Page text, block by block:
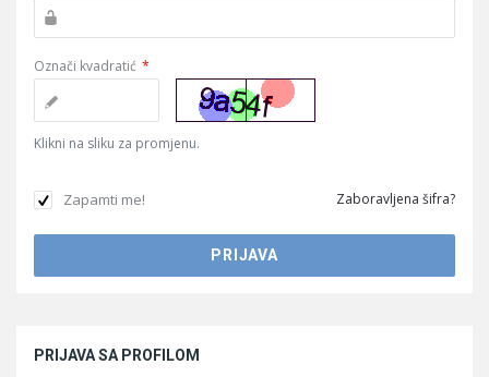
Označi kvadratić *
Klikni na sliku za promjenu.
Zapamti me! Zaboravljena šifra?
PRIJAVA SA PROFILOM